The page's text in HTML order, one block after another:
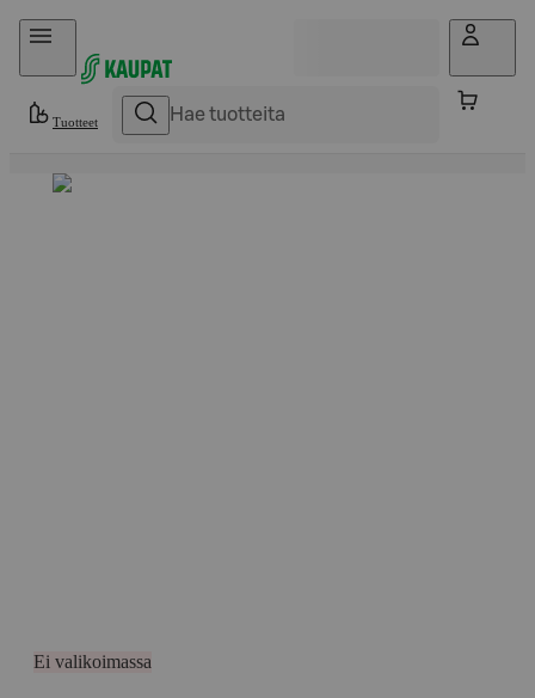
Hyppää sisältöön
Tuotteet
Ei valikoimassa